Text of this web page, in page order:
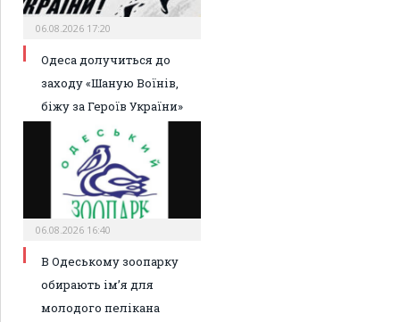
06.08.2026 17:20
Одеса долучиться до
заходу «Шаную Воїнів,
біжу за Героїв України»
06.08.2026 16:40
В Одеському зоопарку
обирають ім’я для
молодого пелікана